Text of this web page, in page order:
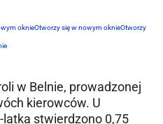
oknieOtworzy się w nowym oknieOtworzy
w Belnie, prowadzonej
kierowców. U
stwierdzono 0,75